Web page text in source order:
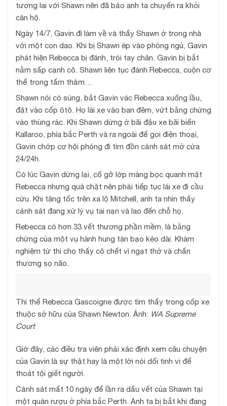
tương lai với Shawn nên đã bảo anh ta chuyển ra khỏi
căn hộ.
Ngày 14/7, Gavin đi làm về và thấy Shawn ở trong nhà
với một con dao. Khi bị Shawn ép vào phòng ngủ, Gavin
phát hiện Rebecca bị đánh, trói tay chân. Gavin bị bắt
nằm sấp cạnh cô. Shawn liên tục đánh Rebecca, cuộn cơ
thể trong tấm thảm…
Shawn nói có súng, bắt Gavin vác Rebecca xuống lầu,
đặt vào cốp ôtô. Họ lái xe vào ban đêm, vứt bằng chứng
vào thùng rác. Khi Shawn dừng ở bãi đậu xe bãi biển
Kallaroo, phía bắc Perth và ra ngoài để gọi điện thoại,
Gavin chớp cơ hội phóng đi tìm đồn cảnh sát mở cửa
24/24h.
Có lúc Gavin dừng lại, cố gỡ lớp màng bọc quanh mặt
Rebecca nhưng quá chặt nên phải tiếp tục lái xe đi cầu
cứu. Khi tăng tốc trên xa lộ Mitchell, anh ta nhìn thấy
cảnh sát đang xử lý vụ tai nạn và lao đến chỗ họ.
Rebecca có hơn 33 vết thương phần mềm, là bằng
chứng của một vụ hành hung tàn bạo kéo dài. Khám
nghiệm tử thi cho thấy cô chết vì ngạt thở và chấn
thương sọ não.
Thi thể Rebecca Gascoigne được tìm thấy trong cốp xe
thuộc sở hữu của Shawn Newton. Ảnh: WA Supreme
Court
Giờ đây, các điều tra viên phải xác định xem câu chuyện
của Gavin là sự thật hay là một lời nói dối tinh vi để
thoát tội giết người.
Cảnh sát mất 10 ngày để lần ra dấu vết của Shawn tại
một quán rượu ở phía bắc Perth. Anh ta bị bắt khi đang